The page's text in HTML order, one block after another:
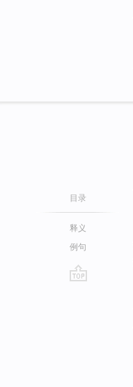
目录
释义
例句